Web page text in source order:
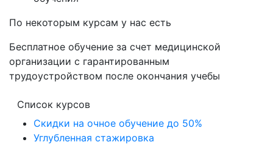
По некоторым курсам у нас есть
Бесплатное обучение за счет медицинской
организации с гарантированным
трудоустройством после окончания учебы
Список курсов
Скидки на очное обучение до 50%
Углубленная стажировка